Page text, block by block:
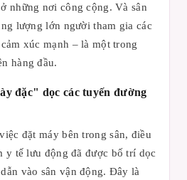
những nơi công cộng. Và sân
lượng lớn người tham gia các
xúc mạnh – là một trong
hàng đầu.
đặc" dọc các tuyến đường
đặt máy bên trong sân, điều
y tế lưu động đã được bố trí dọc
vào sân vận động. Đây là